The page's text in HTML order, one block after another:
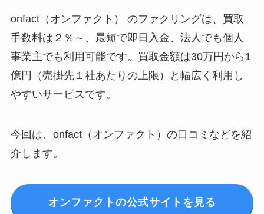
onfact（オンファクト） のファクリングは、買取
手数料は２％～、最短で即日入金、法人でも個人
事業主でも利用可能です。買取金額は30万円から1
億円（売掛先１社あたりの上限）と幅広く利用し
やすいサービスです。
今回は、onfact（オンファクト）の口コミなどを紹
介します。
オンファクトの公式サイトを見る